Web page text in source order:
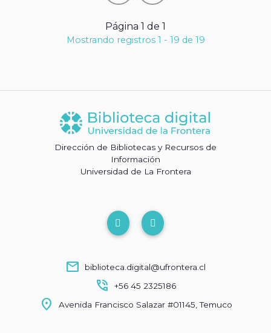
Página 1 de 1
Mostrando registros 1 - 19 de 19
Dirección de Bibliotecas y Recursos de
Información
Universidad de La Frontera
mail biblioteca.digital@ufrontera.cl
phone_in_talk +56 45 2325186
location_on Avenida Francisco Salazar #01145, Temuco